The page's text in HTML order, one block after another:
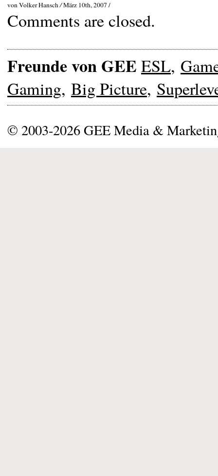
von Volker Hansch/März 10th, 2007 /
Comments are closed.
Freunde von GEE ESL,
Gaming, Big Picture,
© 2003-2026 GEE Media &